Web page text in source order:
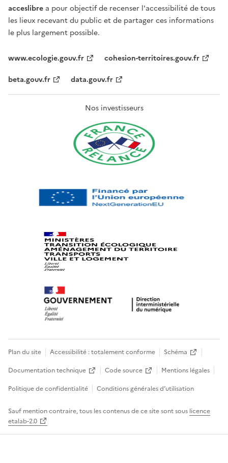
acceslibre a pour objectif de recenser l'accessibilité de tous
les lieux recevant du public et de partager ces informations
le plus largement possible.
www.ecologie.gouv.fr
cohesion-territoires.gouv.fr
beta.gouv.fr
data.gouv.fr
Nos investisseurs
Plan du site Accessibilité : totalement conforme
Schéma
Documentation technique
Code source
Mentions légales
Politique de confidentialité
Conditions générales d’utilisation
Sauf mention contraire, tous les contenus de ce site sont sous licence
etalab-2.0